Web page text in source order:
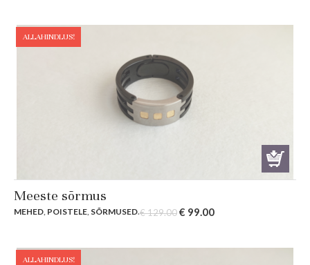
ALLAHINDLUS!
Meeste sõrmus
MEHED POISTELE SÕRMUSED.€129.00Original
€ 99.00Current
ALLAHINDLUS!